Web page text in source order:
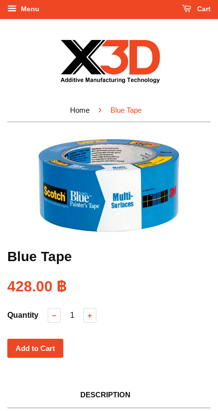
Menu Cart
Home › Blue Tape
Blue Tape
428.00 ฿
Quantity − +
Add to Cart
DESCRIPTION